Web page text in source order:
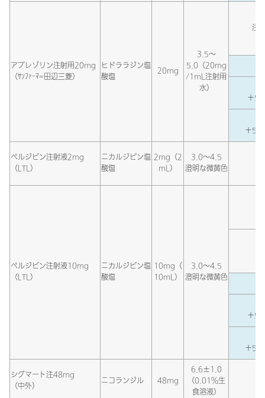
アプレゾリン注射用20mg
（ｻﾝﾌｧｰﾏ=田辺三菱）
ヒドララジン塩
酸塩
20mg
3.5～
5.0（20mg
/1mL注射用
水）
注
＋5
＋5
ペルジピン注射液2mg
（LTL）
ニカルジピン塩
酸塩
2mg（2
mL）
3.0～4.5
澄明な微黄色
ペルジピン注射液10mg
（LTL）
ニカルジピン塩
酸塩
10mg（
10mL）
3.0～4.5
澄明な微黄色
＋5
＋5
シグマート注48mg
（中外）
ニコランジル 48mg
6.6±1.0
（0.01％生
食溶液）